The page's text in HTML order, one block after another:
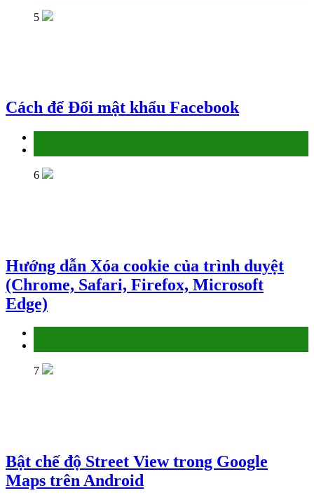
5
Cách để Đổi mật khẩu Facebook
6
Hướng dẫn Xóa cookie của trình duyệt
(Chrome, Safari, Firefox, Microsoft
Edge)
7
Bật chế độ Street View trong Google
Maps trên Android